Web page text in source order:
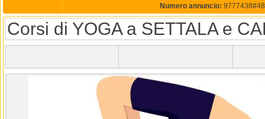
Numero annuncio:
Corsi di YOGA a SETTALA e